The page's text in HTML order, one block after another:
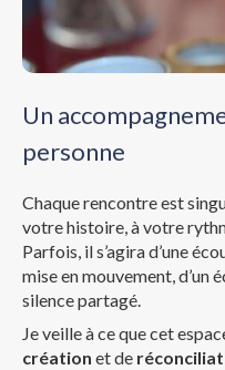
Un
personne
Chaque rencontre est
votre histoire, à votre
Parfois, il s’agira d’une
mise en mouvement, d’un
silence partagé.
Je veille à ce que cet
création et de